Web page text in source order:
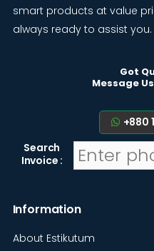
smart products at value
always ready to assist you.
Got
Message
+880
Search
Invoice :
Information
About Estikutum